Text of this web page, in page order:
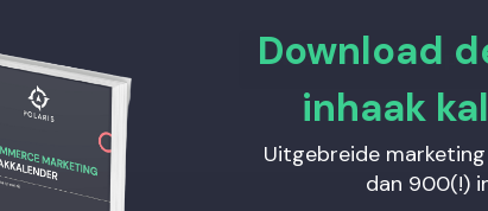
Neem contact op
Download
inhaak
Uitgebreide
dan 900(!)